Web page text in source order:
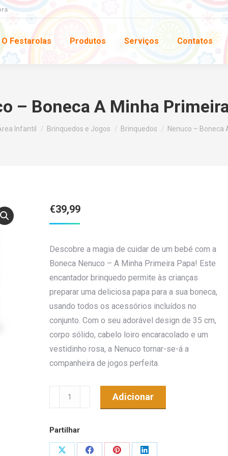
O Festarolas Produtos Serviços Contatos
– Boneca A Minha Primeira
Infantil Brinquedos e Jogos Brinquedos Nenuco – Boneca
€39,99
Descobre a magia de cuidar de um bebé com a
Boneca Nenuco – A Minha Primeira Papa! Este
encantador brinquedo permite às crianças
preparar uma deliciosa papa para a sua boneca,
usando todos os acessórios incluídos no
conjunto. Com o seu adorável design de 35 cm,
corpo sólido, cabelo loiro encaracolado e um
vestidinho rosa, a Nenuco tornar-se-á a
companheira de jogos perfeita.
Quantidade
-
Boneca
Adicionar
Partilhar